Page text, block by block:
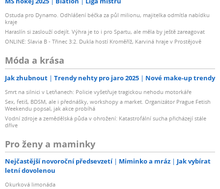
Ostuda pro Dynamo. Odhlášení béčka za půl milionu, majitelka odmítla nabídku
kraje
Haraslín si zaslouží odejít. Výhra je to i pro Spartu, ale měla by ještě zareagovat
ONLINE: Slavia B - Třinec 3:2. Dukla hostí Kroměříž, Karviná hraje v Prostějově
Móda a krása
Jak zhubnout Trendy nehty pro jaro 2025 Nové make-up trendy
Smrt na silnici v Letňanech: Policie vyšetřuje tragickou nehodu motorkáře
Sex, fetiš, BDSM, ale i přednášky, workshopy a market. Organizátor Prague Fetish
Weekendu popsal, jak akce probíhá
Vodní zdroje a zemědělská půda v ohrožení: Katastrofální sucha přicházejí stále
dříve
Pro ženy a maminky
Nejčastější novoroční předsevzetí Miminko a mráz
Jak vybírat
letní dovolenou
Okurková limonáda